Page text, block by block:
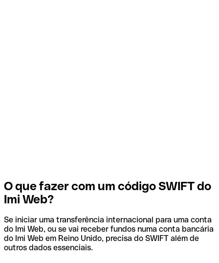
O que fazer com um código SWIFT do
Imi Web?
Se iniciar uma transferência internacional para uma conta
do Imi Web, ou se vai receber fundos numa conta bancária
do Imi Web em Reino Unido, precisa do SWIFT além de
outros dados essenciais.